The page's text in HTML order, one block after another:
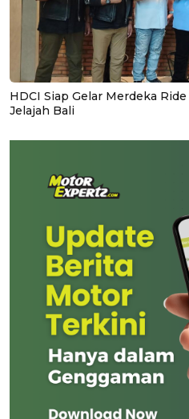
HDCI Siap Gelar Merdeka
Jelajah Bali